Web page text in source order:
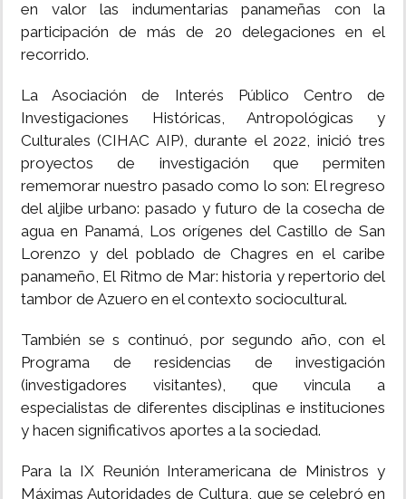
en valor las indumentarias panameñas con la
participación de más de 20 delegaciones en el
recorrido.
La Asociación de Interés Público Centro de
Investigaciones Históricas, Antropológicas y
Culturales (CIHAC AIP), durante el 2022, inició tres
proyectos de investigación que permiten
rememorar nuestro pasado como lo son: El regreso
del aljibe urbano: pasado y futuro de la cosecha de
agua en Panamá, Los orígenes del Castillo de San
Lorenzo y del poblado de Chagres en el caribe
panameño, El Ritmo de Mar: historia y repertorio del
tambor de Azuero en el contexto sociocultural.
También se s continuó, por segundo año, con el
Programa de residencias de investigación
(investigadores visitantes), que vincula a
especialistas de diferentes disciplinas e instituciones
y hacen significativos aportes a la sociedad.
Para la IX Reunión Interamericana de Ministros y
Máximas Autoridades de Cultura, que se celebró en